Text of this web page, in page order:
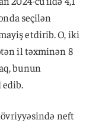
seçilən
etdirib. O, iki
il təxminən 8
bunun
neft